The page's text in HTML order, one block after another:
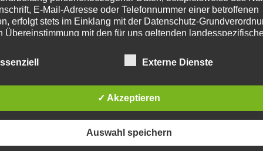
Fachkongress und Rahmenprogramm
Sonderschau 1. Traktionshilfswinden
1Traktionshilfswinden Prüfung von Seilwinden Am
Roding. Die […]
E-Mail-Adresse oder Telefonnummer einer betroffenen
erfolgt stets im Einklang mit der Datenschutz-
Übereinstimmung mit den für uns geltenden
Unternehmen die Öffentlichkeit über Art, Umfang und Zweck
genutzten und verarbeiteten personenbezogenen
als für die Verarbeitung Verantwortlicher zahlreiche
Schutz der über diese Internetseite verarbeiteten
Daten sicherzustellen. Dennoch können
Externe Dienste
✓ Akzeptieren
Auswahl speichern